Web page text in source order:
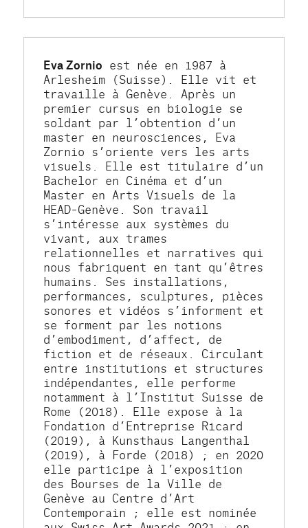
Eva Zornio est née en 1987 à
Arlesheim (Suisse). Elle vit et
travaille à Genève. Après un
premier cursus en biologie se
soldant par l’obtention d’un
master en neurosciences, Eva
Zornio s’oriente vers les arts
visuels. Elle est titulaire d’un
Bachelor en Cinéma et d’un
Master en Arts Visuels de la
HEAD–Genève. Son travail
s’intéresse aux systèmes du
vivant, aux trames
relationnelles et narratives qui
nous fabriquent en tant qu’êtres
humains. Ses installations,
performances, sculptures, pièces
sonores et vidéos s’informent et
se forment par les notions
d’embodiment, d’affect, de
fiction et de réseaux. Circulant
entre institutions et structures
indépendantes, elle performe
notamment à l’Institut Suisse de
Rome (2018). Elle expose à la
Fondation d’Entreprise Ricard
(2019), à Kunsthaus Langenthal
(2019), à Forde (2018) ; en 2020
elle participe à l’exposition
des Bourses de la Ville de
Genève au Centre d’Art
Contemporain ; elle est nominée